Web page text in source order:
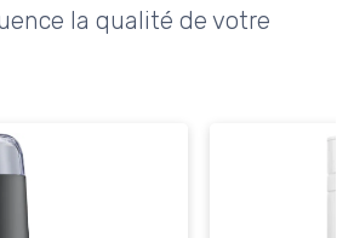
la qualité de votre